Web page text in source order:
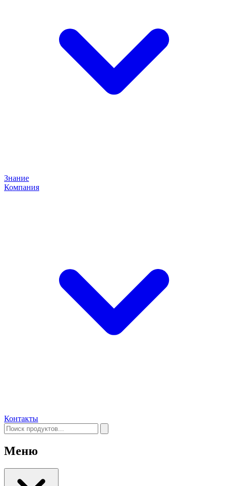
Знание
Компания
Контакты
Меню